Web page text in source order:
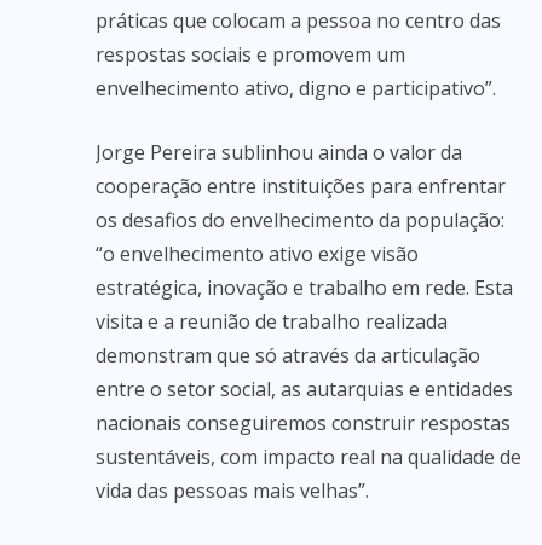
práticas que colocam a pessoa no centro das
respostas sociais e promovem um
envelhecimento ativo, digno e participativo”.
Jorge Pereira sublinhou ainda o valor da
cooperação entre instituições para enfrentar
os desafios do envelhecimento da população:
“o envelhecimento ativo exige visão
estratégica, inovação e trabalho em rede. Esta
visita e a reunião de trabalho realizada
demonstram que só através da articulação
entre o setor social, as autarquias e entidades
nacionais conseguiremos construir respostas
sustentáveis, com impacto real na qualidade de
vida das pessoas mais velhas”.